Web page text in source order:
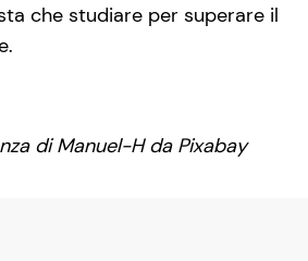
che studiare per superare il
di Manuel-H da Pixabay